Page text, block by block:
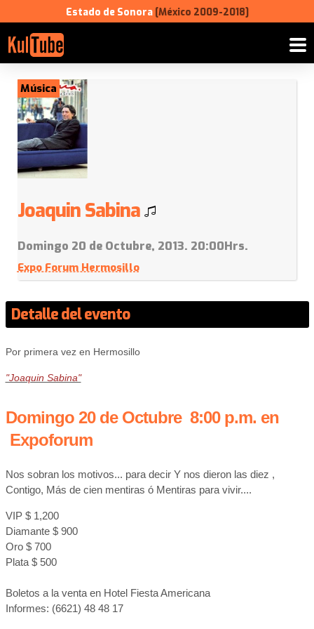
Estado de Sonora [México 2009-2018]
Música
Joaquin Sabina
Domingo 20 de Octubre, 2013. 20:00Hrs.
Expo Forum Hermosillo
Detalle del evento
Por primera vez en Hermosillo
"Joaquin Sabina"
Domingo 20 de Octubre 8:00 p.m. en
Expoforum
Nos sobran los motivos... para decir Y nos dieron las diez ,
Contigo, Más de cien mentiras ó Mentiras para vivir....
VIP $ 1,200
Diamante $ 900
Oro $ 700
Plata $ 500
Boletos a la venta en Hotel Fiesta Americana
Informes: (6621) 48 48 17